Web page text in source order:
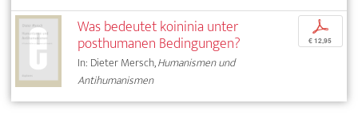
Was bedeutet koininia unter
posthumanen Bedingungen?
In: Dieter Mersch,Humanismen und
Antihumanismen
p
€ 12,95